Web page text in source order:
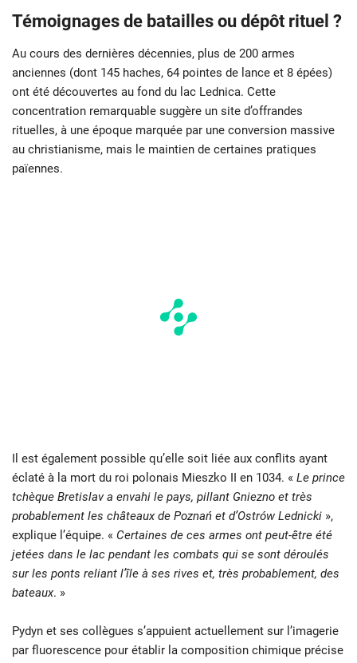
Témoignages de batailles ou dépôt rituel ?
Au cours des dernières décennies, plus de 200 armes
anciennes (dont 145 haches, 64 pointes de lance et 8 épées)
ont été découvertes au fond du lac Lednica. Cette
concentration remarquable suggère un site d’offrandes
rituelles, à une époque marquée par une conversion massive
au christianisme, mais le maintien de certaines pratiques
païennes.
Il est également possible qu’elle soit liée aux conflits ayant
éclaté à la mort du roi polonais Mieszko II en 1034. « Le prince
tchèque Bretislav a envahi le pays, pillant Gniezno et très
probablement les châteaux de Poznań et d’Ostrów Lednicki »,
explique l’équipe. « Certaines de ces armes ont peut-être été
jetées dans le lac pendant les combats qui se sont déroulés
sur les ponts reliant l’île à ses rives et, très probablement, des
bateaux. »
Pydyn et ses collègues s’appuient actuellement sur l’imagerie
par fluorescence pour établir la composition chimique précise